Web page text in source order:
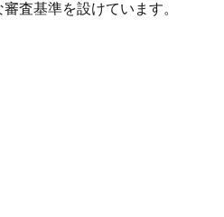
査基準を設けています。